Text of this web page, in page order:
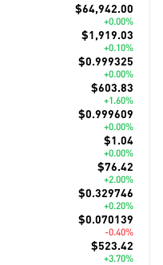
$64,942.00
+0.00%
$1,919.03
+0.10%
$0.999325
+0.00%
$603.83
+1.60%
$0.999609
+0.00%
$1.04
+0.00%
$76.42
+2.00%
$0.329746
+0.20%
$0.070139
-0.40%
$523.42
+3.70%